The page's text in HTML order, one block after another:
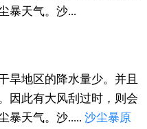
暴天气。沙...
旱地区的降水量少。并且
因此有大风刮过时，则会
暴天气。沙..... 沙尘暴原